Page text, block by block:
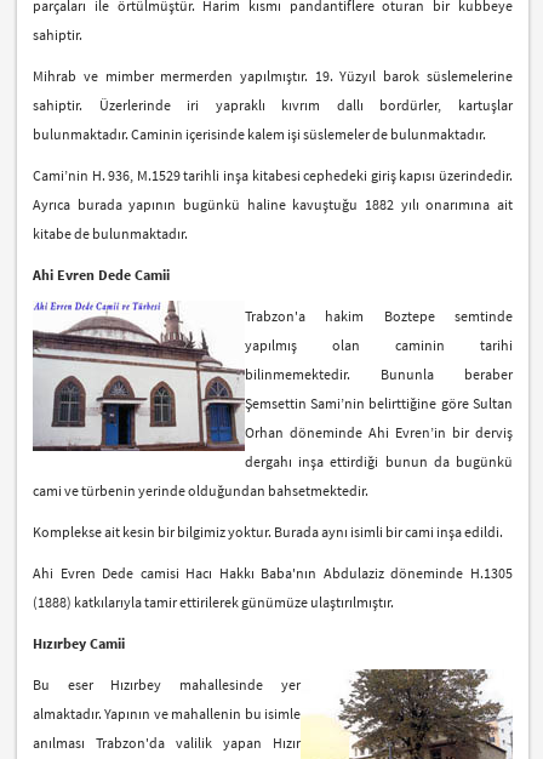
parçaları ile örtülmüştür. Harim kısmı pandantiflere oturan bir kubbeye
sahiptir.
Mihrab ve mimber mermerden yapılmıştır. 19. Yüzyıl barok süslemelerine
sahiptir. Üzerlerinde iri yapraklı kıvrım dallı bordürler, kartuşlar
bulunmaktadır. Caminin içerisinde kalem işi süslemeler de bulunmaktadır.
Cami’nin H. 936, M.1529 tarihli inşa kitabesi cephedeki giriş kapısı üzerindedir.
Ayrıca burada yapının bugünkü haline kavuştuğu 1882 yılı onarımına ait
kitabe de bulunmaktadır.
Ahi Evren Dede Camii
Trabzon'a hakim Boztepe semtinde
yapılmış olan caminin tarihi
bilinmemektedir. Bununla beraber
Şemsettin Sami’nin belirttiğine göre Sultan
Orhan döneminde Ahi Evren’in bir derviş
dergahı inşa ettirdiği bunun da bugünkü
cami ve türbenin yerinde olduğundan bahsetmektedir.
Komplekse ait kesin bir bilgimiz yoktur. Burada aynı isimli bir cami inşa edildi.
Ahi Evren Dede camisi Hacı Hakkı Baba'nın Abdulaziz döneminde H.1305
(1888) katkılarıyla tamir ettirilerek günümüze ulaştırılmıştır.
Hızırbey Camii
Bu eser Hızırbey mahallesinde yer
almaktadır. Yapının ve mahallenin bu isimle
anılması Trabzon'da valilik yapan Hızır